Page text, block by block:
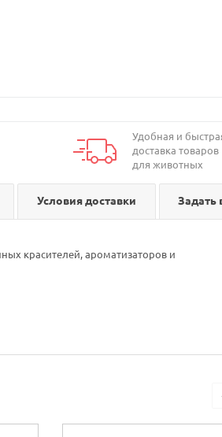
Удобная и
доставка товаров
для животных
Условия доставки Задать
красителей, ароматизаторов и